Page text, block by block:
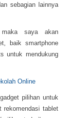
sebagian lainnya
saya akan
baik smartphone
untuk mendukung
Online
pilihan untuk
rekomendasi tablet